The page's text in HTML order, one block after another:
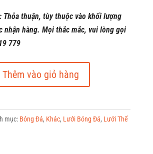
Thỏa thuận, tùy thuộc vào khối lượng
nhận hàng. Mọi thắc mắc, vui lòng gọi
779
Thêm vào giỏ hàng
mục: Bóng Đá, Khác, Lưới Bóng Đá, Lưới Thể